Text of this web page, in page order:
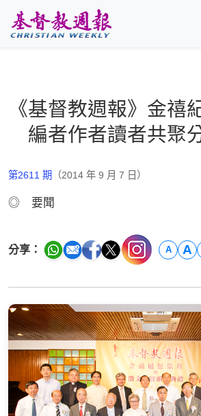
《基督教週報》金禧
編者作者讀者共聚
第2611 期 （2014 年 9 月 7 日）
◎ 要聞
分享： A A